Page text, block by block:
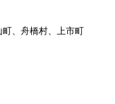
、舟橋村、上市町